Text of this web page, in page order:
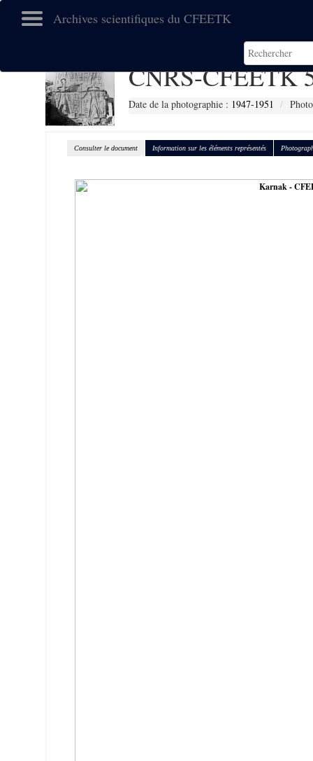
Archives scientifiques du CFEETK
CNRS-CFEETK
Date de la photographie : 1947-1951
Consulter le document Information sur les éléments représentés